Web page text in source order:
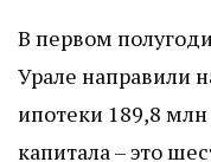
В первом
Урале направили
ипотеки 189,8
капитала – это